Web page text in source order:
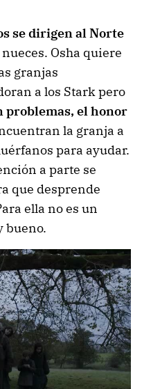
se dirigen al Norte
Osha quiere
granjas
a los Stark pero
problemas, el honor
la granja a
para ayudar.
a parte se
que desprende
ella no es un
bueno.